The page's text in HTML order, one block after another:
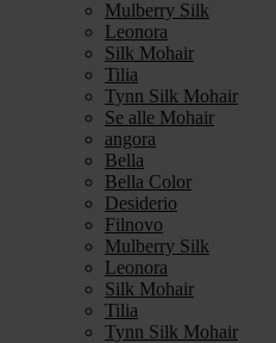
Mulberry Silk
Leonora
Silk Mohair
Tilia
Tynn Silk Mohair
Se alle Mohair
angora
Bella
Bella Color
Desiderio
Filnovo
Mulberry Silk
Leonora
Silk Mohair
Tilia
Tynn Silk Mohair